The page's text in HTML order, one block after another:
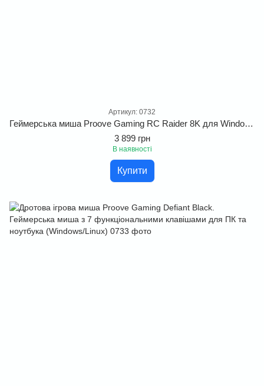
Артикул: 0732
Геймерська миша Proove Gaming RC Raider 8K для Windows, MacOS та Linux. Бездротова ігрова миша для кіберспорту та геймінгу
3 899 грн
В наявності
Купити